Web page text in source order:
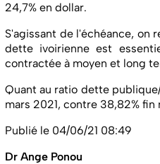
24,7% en dollar.
S'agissant de l'échéance, on
dette ivoirienne est
contractée à moyen et long
Quant au ratio dette
mars 2021, contre 38,82% fin
Publié le 04/06/21 08:49
Dr Ange Ponou